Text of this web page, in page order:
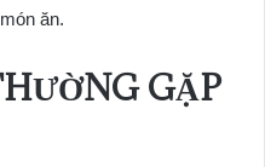
ăn.
GẶP